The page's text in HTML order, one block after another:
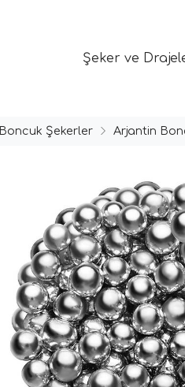
Şeker ve
Boncuk Şekerler Arjantin